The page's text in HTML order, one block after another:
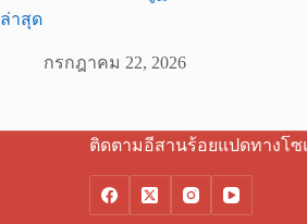
ล่าสุด
กรกฎาคม 22, 2026
ติดตามอีสานร้อยแปดทางโซ